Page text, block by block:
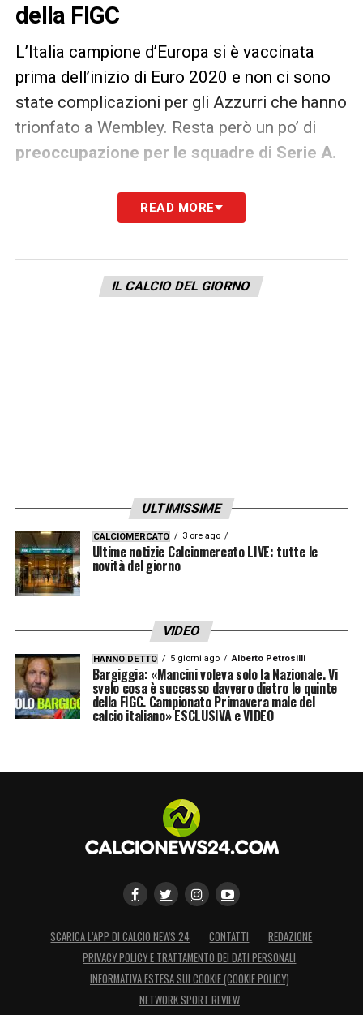
della FIGC
L’Italia campione d’Europa si è vaccinata
prima dell’inizio di Euro 2020 e non ci sono
state complicazioni per gli Azzurri che hanno
trionfato a Wembley. Resta però un po’ di
preoccupazione per le squadre di Serie A.
Corriere dello Sportrivela infatti come
quattro squadre abbiano completato il
Alcuni club non hanno nemmeno previsto la
READ MORE
IL CALCIO DEL GIORNO
ULTIMISSIME
CALCIOMERCATO 3 ore ago
Ultime notizie Calciomercato LIVE: tutte le
novità del giorno
VIDEO
HANNO DETTO 5 giorni ago Alberto Petrosilli
Bargiggia: «Mancini voleva solo la Nazionale. Vi
svelo cosa è successo davvero dietro le quinte
della FIGC. Campionato Primavera male del
calcio italiano» ESCLUSIVA e VIDEO
SCARICA L’APP DI CALCIO NEWS 24 CONTATTI
REDAZIONE
PRIVACY POLICY E TRATTAMENTO DEI DATI PERSONALI
INFORMATIVA ESTESA SUI COOKIE (COOKIE POLICY)
NETWORK SPORT REVIEW